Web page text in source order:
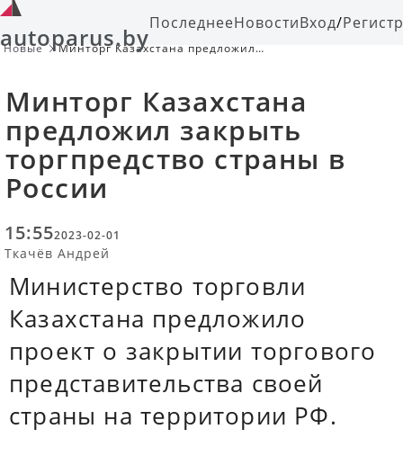
autoparus.byПоследнееНовостиВход/
Новые
Минторг Казахстана предложил
Минторг Казахстана
предложил закрыть
торгпредство страны в
России
15:552023-02-01
Ткачёв Андрей
Министерство торговли
Казахстана предложило
проект о закрытии торгового
представительства своей
страны на территории РФ.